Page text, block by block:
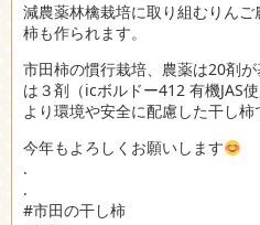
減農薬林檎栽培に取り組むりん
柿も作られます。
市田柿の慣行栽培、農薬は20剤
は３剤（icボルドー412 有機JAS使
より環境や安全に配慮した干し柿
今年もよろしくお願いします
.
.
#市田の干し柿